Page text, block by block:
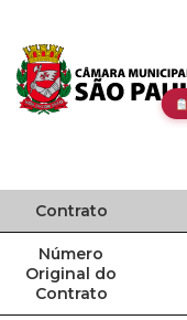
Contrato
Número
Original do
Contrato